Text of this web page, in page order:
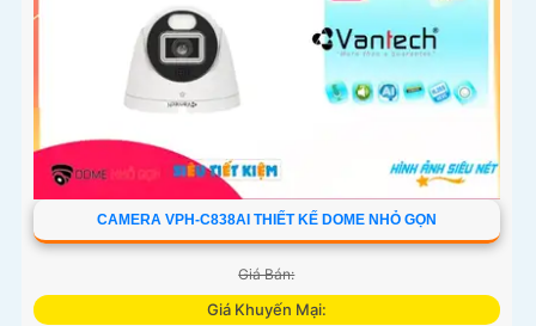
CAMERA VPH-C838AI THIẾT KẾ DOME NHỎ GỌN
Giá Bán:
Giá Khuyến Mại: